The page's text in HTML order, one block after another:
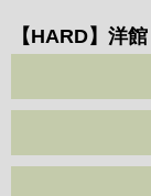
【HARD】洋館